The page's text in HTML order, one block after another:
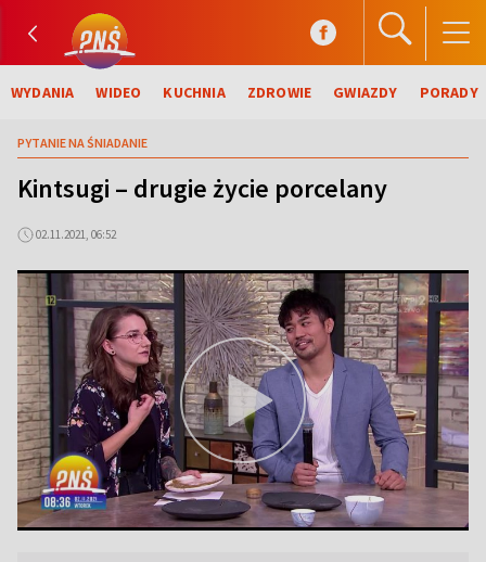
WYDANIA WIDEO KUCHNIA ZDROWIE GWIAZDY PORADY
PYTANIE NA ŚNIADANIE
Kintsugi – drugie życie porcelany
02.11.2021, 06:52